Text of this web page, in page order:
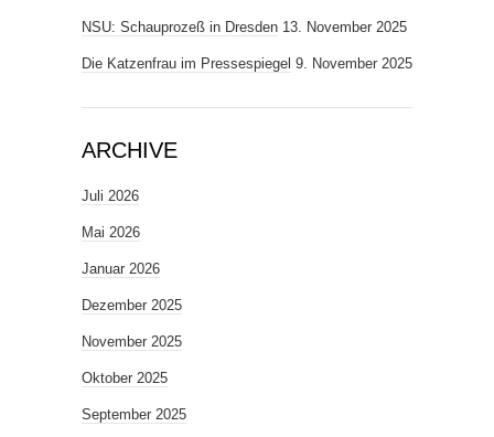
NSU: Schauprozeß in Dresden 13. November 2025
Die Katzenfrau im Pressespiegel 9. November 2025
ARCHIVE
Juli 2026
Mai 2026
Januar 2026
Dezember 2025
November 2025
Oktober 2025
September 2025